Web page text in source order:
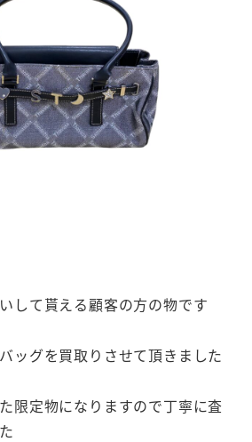
して貰える顧客の方の物です
ッグを買取りさせて頂きました
限定物になりますので丁寧に査